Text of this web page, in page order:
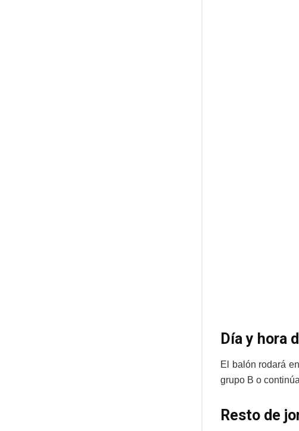
Día y hora
El balón rodará
grupo B o
Resto de